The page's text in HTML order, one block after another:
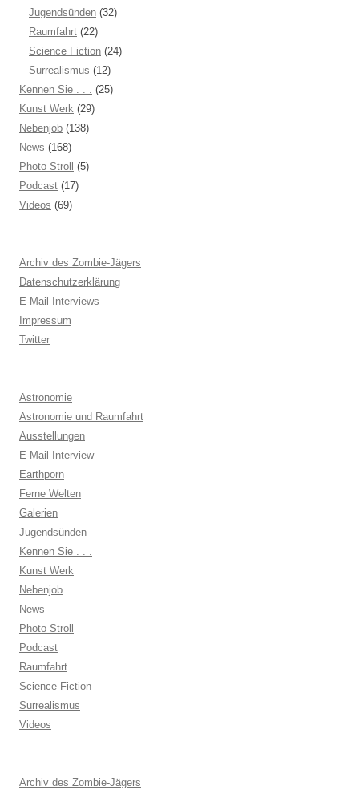
Jugendsünden (32)
Raumfahrt (22)
Science Fiction (24)
Surrealismus (12)
Kennen Sie . . . (25)
Kunst Werk (29)
Nebenjob (138)
News (168)
Photo Stroll
(5)
Podcast (17)
Videos (69)
Archiv des Zombie-Jägers
Datenschutzerklärung
E-Mail Interviews
Impressum
Twitter
Astronomie
Astronomie und Raumfahrt
Ausstellungen
E-Mail Interview
Earthporn
Ferne Welten
Galerien
Jugendsünden
Kennen Sie . . .
Kunst Werk
Nebenjob
News
Photo Stroll
Podcast
Raumfahrt
Science Fiction
Surrealismus
Videos
Archiv des Zombie-Jägers